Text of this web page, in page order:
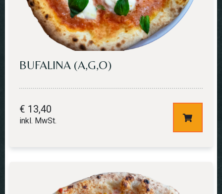
BUFALINA (A,G,O)
€ 13,40
inkl. MwSt.